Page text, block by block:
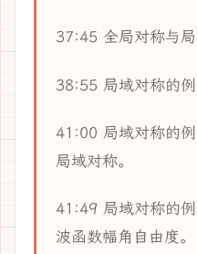
37:45 全局对称与局
38:55 局域对称的例
41:00 局域对称的
局域对称。
41:49 局域对称的
波函数幅角自由度。